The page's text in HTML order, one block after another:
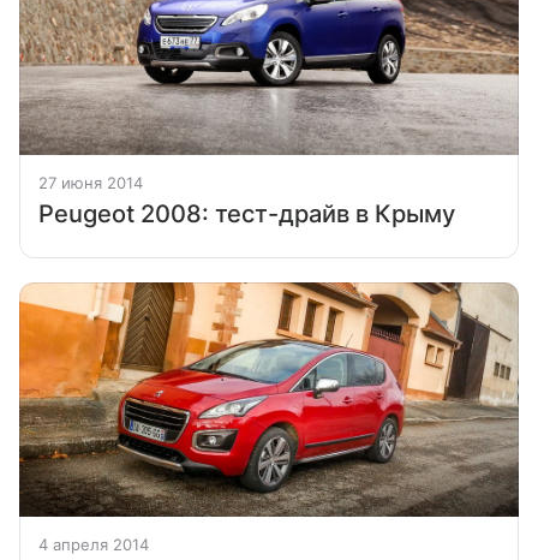
27 июня 2014
Peugeot 2008: тест-драйв в Крыму
4 апреля 2014